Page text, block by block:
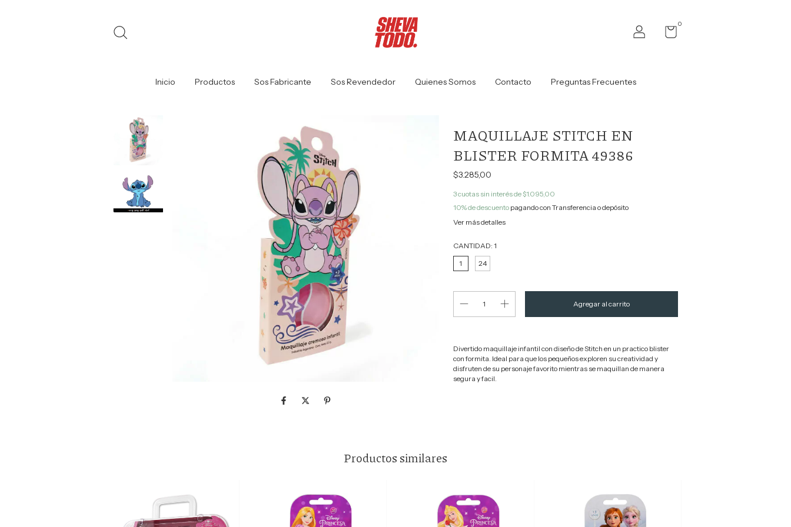
0
Inicio Productos Sos Fabricante Sos Revendedor Quienes Somos Contacto Preguntas Frecuentes
MAQUILLAJE STITCH EN
BLISTER FORMITA 49386
$3.285,00
3cuotas sin interés de $1.095,00
10% de descuentopagando con Transferencia o depósito
Ver más detalles
CANTIDAD: 1
1
24
Divertido maquillaje infantil con diseño de Stitch en un practico blister
con formita. Ideal para que los pequeños exploren su creatividad y
disfruten de su personaje favorito mientras se maquillan de manera
segura y facil.
Productos similares